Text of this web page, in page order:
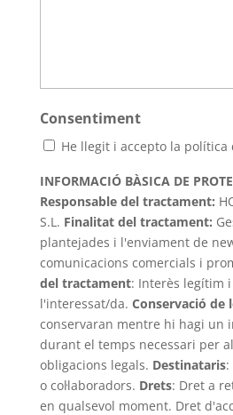
Consentiment
He llegit i accepto la política
INFORMACIÓ BÀSICA DE
Responsable del tractament:
S.L. Finalitat del tractament:
plantejades i l'enviament de
comunicacions comercials i
del tractament: Interès legítim
l'interessat/da. Conservació de
conservaran mentre hi hagi un
durant el temps necessari per
obligacions legals. Destinataris:
o col·laboradors. Drets: Dret a
en qualsevol moment. Dret